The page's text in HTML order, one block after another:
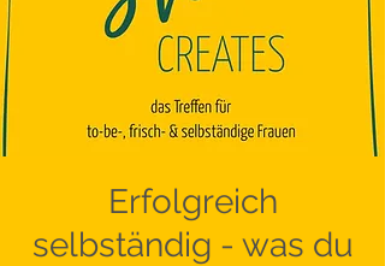
Erfolgreich
selbständig - was du